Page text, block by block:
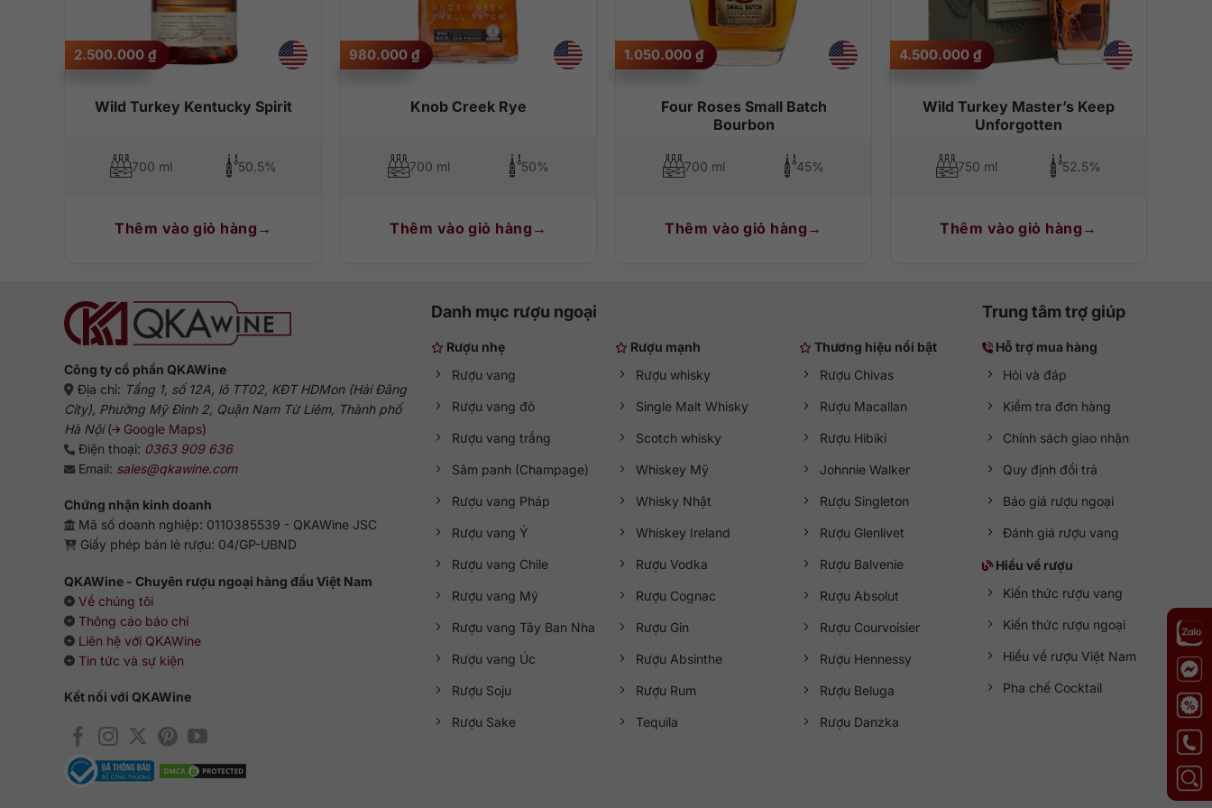
Wild Turkey Kentucky Spirit
2.500.000 ₫
700 ml 50.5%
Thêm vào giỏ hàng
Knob Creek Rye
980.000 ₫
700 ml 50%
Thêm vào giỏ hàng
Four Roses Small Batch
Bourbon
1.050.000 ₫
700 ml 45%
Thêm vào giỏ hàng
Wild Turkey Master’s Keep
Unforgotten
4.500.000 ₫
750 ml 52.5%
Thêm vào giỏ hàng
Công ty cổ phần QKAWine
Địa chỉ: Tầng 1, số 12A, lô TT02, KĐT HDMon (Hải Đăng
City), Phường Mỹ Đình 2, Quận Nam Từ Liêm, Thành phố
Hà Nội( Google Maps)
Điện thoại: 0363 909 636
Email: sales@qkawine.com
Chứng nhận kinh doanh
Mã số doanh nghiệp: 0110385539 - QKAWine JSC
Giấy phép bán lẻ rượu: 04/GP-UBND
QKAWine - Chuyên rượu ngoại hàng đầu Việt Nam
Về chúng tôi
Thông cáo báo chí
Liên hệ với QKAWine
Tin tức và sự kiện
Kết nối với QKAWine
Danh mục rượu ngoại
Rượu nhẹ
Rượu vang
Rượu vang đỏ
Rượu vang trắng
Sâm panh (Champage)
Rượu vang Pháp
Rượu vang Ý
Rượu vang Chile
Rượu vang Mỹ
Rượu vang Tây Ban Nha
Rượu vang Úc
Rượu Soju
Rượu Sake
Rượu mạnh
Rượu whisky
Single Malt Whisky
Scotch whisky
Whiskey Mỹ
Whisky Nhật
Whiskey Ireland
Rượu Vodka
Rượu Cognac
Rượu Gin
Rượu Absinthe
Rượu Rum
Tequila
Thương hiệu nổi bật
Rượu Chivas
Rượu Macallan
Rượu Hibiki
Johnnie Walker
Rượu Singleton
Rượu Glenlivet
Rượu Balvenie
Rượu Absolut
Rượu Courvoisier
Rượu Hennessy
Rượu Beluga
Rượu Danzka
Trung tâm trợ giúp
Hỗ trợ mua hàng
Hỏi và đáp
Kiểm tra đơn hàng
Chính sách giao nhận
Quy định đổi trả
Báo giá rượu ngoại
Đánh giá rượu vang
Hiểu về rượu
Kiến thức rượu vang
Kiến thức rượu ngoại
Hiểu về rượu Việt Nam
Pha chế Cocktail